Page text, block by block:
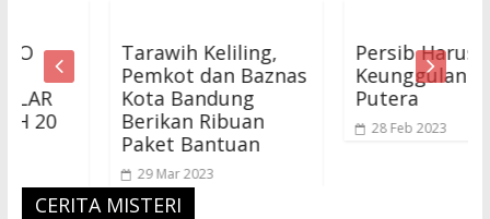
Tarawih Keliling,
Pemkot dan Baznas
Kota Bandung
Berikan Ribuan
Paket Bantuan
29 Mar 2023
Persib Harus Akui
Keunggulan Barito
Putera
28 Feb 2023
CERITA MISTERI